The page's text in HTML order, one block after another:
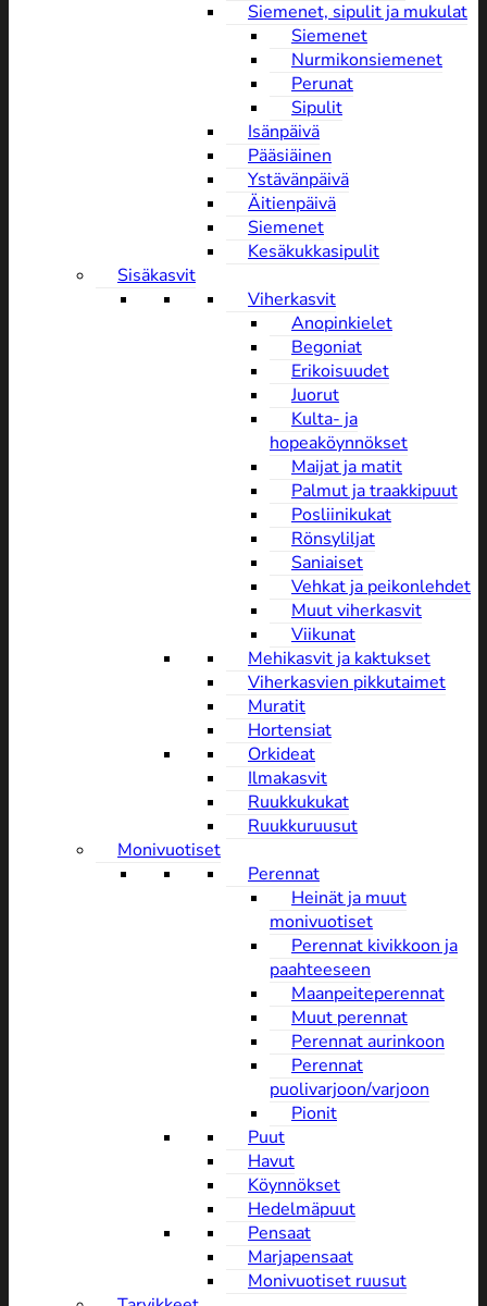
Siemenet, sipulit ja mukulat
Siemenet
Nurmikonsiemenet
Perunat
Sipulit
Isänpäivä
Pääsiäinen
Ystävänpäivä
Äitienpäivä
Siemenet
Kesäkukkasipulit
Sisäkasvit
Viherkasvit
Anopinkielet
Begoniat
Erikoisuudet
Juorut
Kulta- ja
hopeaköynnökset
Maijat ja matit
Palmut ja traakkipuut
Posliinikukat
Rönsyliljat
Saniaiset
Vehkat ja peikonlehdet
Muut viherkasvit
Viikunat
Mehikasvit ja kaktukset
Viherkasvien pikkutaimet
Muratit
Hortensiat
Orkideat
Ilmakasvit
Ruukkukukat
Ruukkuruusut
Monivuotiset
Perennat
Heinät ja muut
monivuotiset
Perennat kivikkoon ja
paahteeseen
Maanpeiteperennat
Muut perennat
Perennat aurinkoon
Perennat
puolivarjoon/varjoon
Pionit
Puut
Havut
Köynnökset
Hedelmäpuut
Pensaat
Marjapensaat
Monivuotiset ruusut